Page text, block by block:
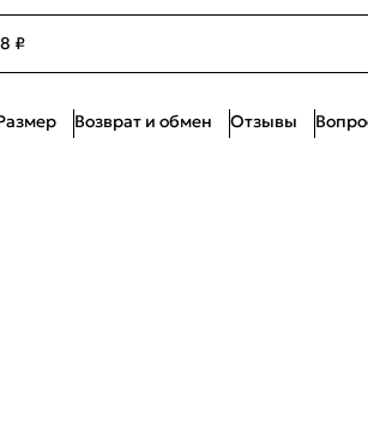
Ограниченное
₽
Возврат и обмен Отзывы